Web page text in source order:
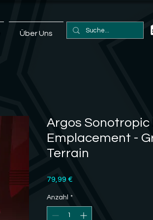
Über Uns
Argos
Emplacement -
Terrain
79,99 €Preis
Anzahl *